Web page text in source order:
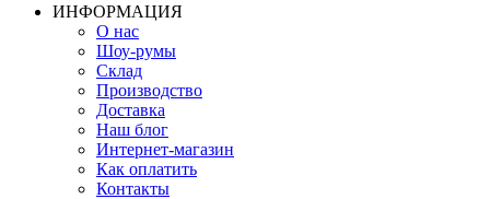
ИНФОРМАЦИЯ
О нас
Шоу-румы
Склад
Производство
Доставка
Наш блог
Интернет-магазин
Как оплатить
Контакты